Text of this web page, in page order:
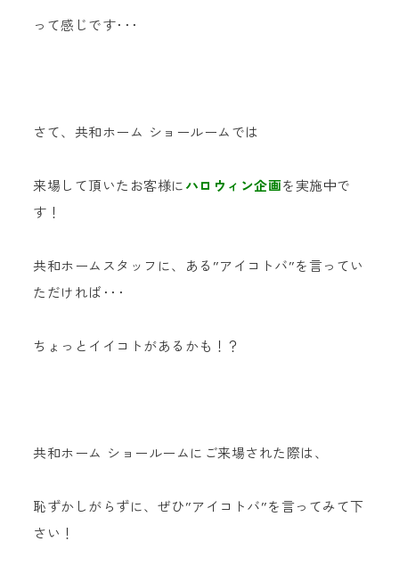
って感じです･･･
さて、共和ホーム ショールームでは
来場して頂いたお客様にハロウィン企画を実施中で
す！
共和ホームスタッフに、ある”アイコトバ”を言ってい
ただければ･･･
ちょっとイイコトがあるかも！？
共和ホーム ショールームにご来場された際は、
恥ずかしがらずに、ぜひ”アイコトバ”を言ってみて下
さい！